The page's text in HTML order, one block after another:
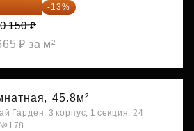
731 ₽ -13%
150 ₽
₽ за м²
45.8м²
Гарден, 3 корпус, 1 секция, 24